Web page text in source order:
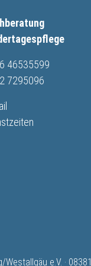
46535599
7295096
e.V. ·